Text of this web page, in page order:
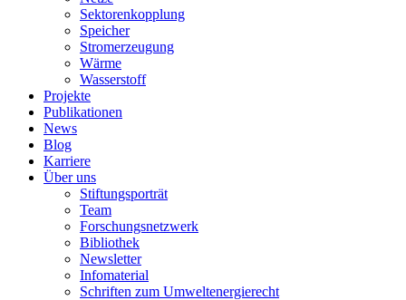
Sektorenkopplung
Speicher
Stromerzeugung
Wärme
Wasserstoff
Projekte
Publikationen
News
Blog
Karriere
Über uns
Stiftungsporträt
Team
Forschungsnetzwerk
Bibliothek
Newsletter
Infomaterial
Schriften zum Umweltenergierecht